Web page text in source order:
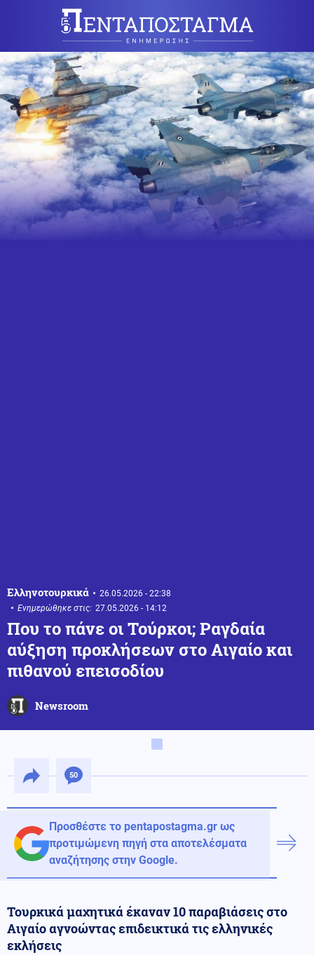
Ελληνοτουρκικά
26.05.2026 - 22:38
Ενημερώθηκε στις: 27.05.2026 - 14:12
Που το πάνε οι Τούρκοι; Ραγδαία
αύξηση προκλήσεων στο Αιγαίο και
πιθανού επεισοδίου
Newsroom
50
Προσθέστε το pentapostagma.gr ως
προτιμώμενη πηγή στα αποτελέσματα
αναζήτησης στην Google.
Τουρκικά μαχητικά έκαναν 10 παραβιάσεις στο
Αιγαίο αγνοώντας επιδεικτικά τις ελληνικές
εκλήσεις